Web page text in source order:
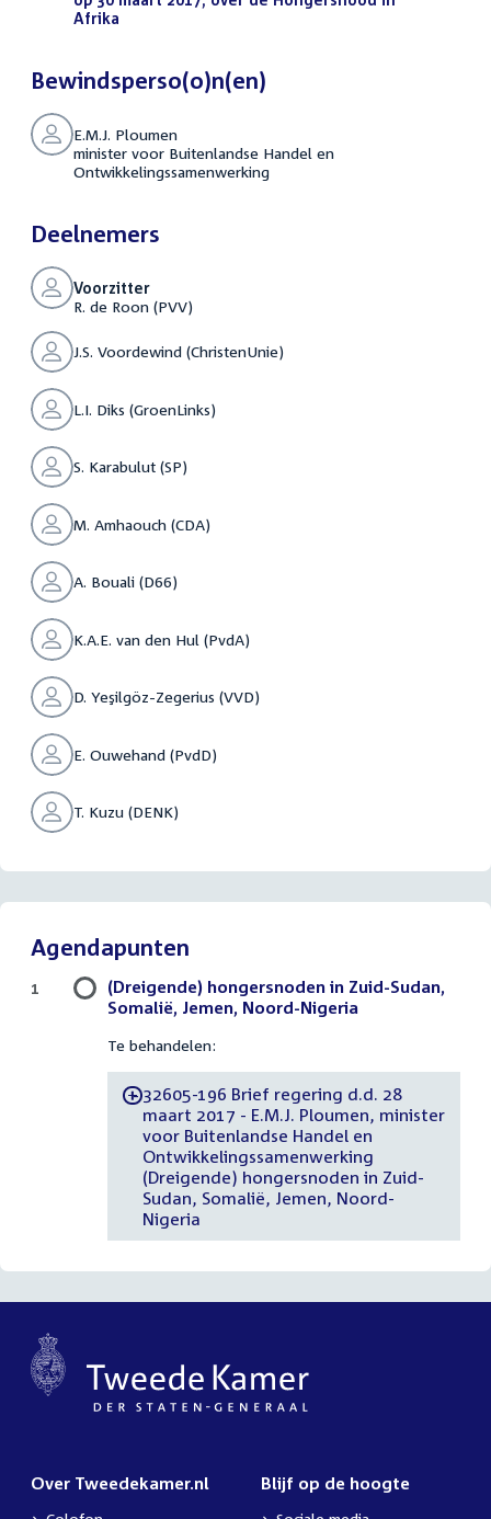
Afrika
Bewindsperso(o)n(en)
E.M.J. Ploumen
minister voor Buitenlandse Handel en
Ontwikkelingssamenwerking
Deelnemers
Voorzitter
R. de Roon (PVV)
J.S. Voordewind (ChristenUnie)
L.I. Diks (GroenLinks)
S. Karabulut (SP)
M. Amhaouch (CDA)
A. Bouali (D66)
K.A.E. van den Hul (PvdA)
D. Yeşilgöz-Zegerius (VVD)
E. Ouwehand (PvdD)
T. Kuzu (DENK)
Agendapunten
(Dreigende) hongersnoden in Zuid-Sudan,
Somalië, Jemen, Noord-Nigeria
Te behandelen:
-32605-196 Brief regering d.d. 28
maart 2017 - E.M.J. Ploumen, minister
voor Buitenlandse Handel en
Ontwikkelingssamenwerking
(Dreigende) hongersnoden in Zuid-
Sudan, Somalië, Jemen, Noord-
Nigeria
1
Over Tweedekamer.nl Blijf op de hoogte